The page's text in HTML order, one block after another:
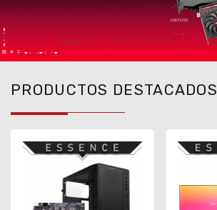
PRODUCTOS DESTACADOS